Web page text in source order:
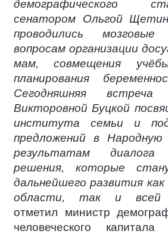
демографического
сенатором Ольгой
проводились
вопросам организации
мам, совмещения
планирования
Сегодняшняя
Викторовной Буцкой
института семьи и
предложений в Народную
результатам диалога
решения, которые
дальнейшего развития
области, так и всей
отметил министр
человеческого капитала